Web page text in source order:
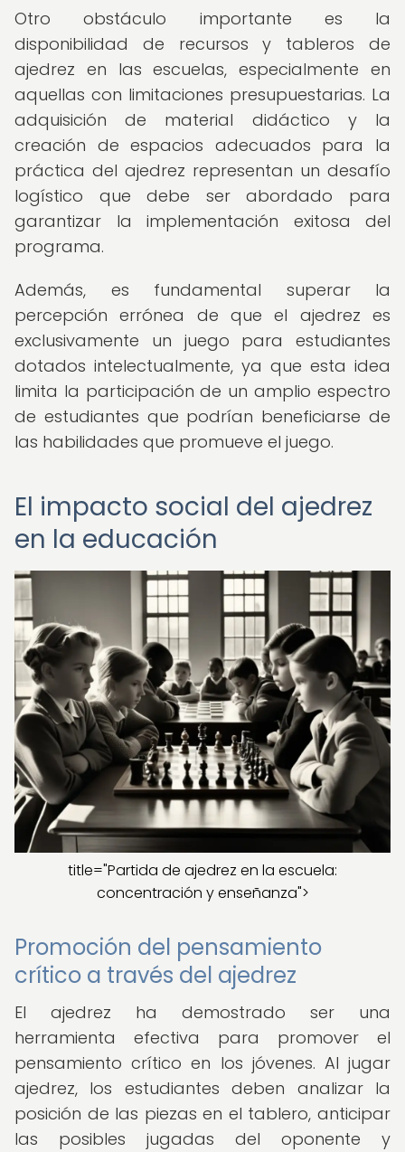
Otro obstáculo importante es la
disponibilidad de recursos y tableros de
ajedrez en las escuelas, especialmente en
aquellas con limitaciones presupuestarias. La
adquisición de material didáctico y la
creación de espacios adecuados para la
práctica del ajedrez representan un desafío
logístico que debe ser abordado para
garantizar la implementación exitosa del
programa.
Además, es fundamental superar la
percepción errónea de que el ajedrez es
exclusivamente un juego para estudiantes
dotados intelectualmente, ya que esta idea
limita la participación de un amplio espectro
de estudiantes que podrían beneficiarse de
las habilidades que promueve el juego.
El impacto social del ajedrez
en la educación
title="Partida de ajedrez en la escuela:
concentración y enseñanza">
Promoción del pensamiento
crítico a través del ajedrez
El ajedrez ha demostrado ser una
herramienta efectiva para promover el
pensamiento crítico en los jóvenes. Al jugar
ajedrez, los estudiantes deben analizar la
posición de las piezas en el tablero, anticipar
las posibles jugadas del oponente y